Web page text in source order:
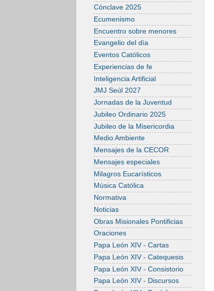
Cónclave 2025
Ecumenismo
Encuentro sobre menores
Evangelio del día
Eventos Católicos
Experiencias de fe
Inteligencia Artificial
JMJ Seúl 2027
Jornadas de la Juventud
Jubileo Ordinario 2025
Jubileo de la Misericordia
Medio Ambiente
Mensajes de la CECOR
Mensajes especiales
Milagros Eucarísticos
Música Católica
Normativa
Noticias
Obras Misionales Pontificias
Oraciones
Papa León XIV - Cartas
Papa León XIV - Catequesis
Papa León XIV - Consistorio
Papa León XIV - Discursos